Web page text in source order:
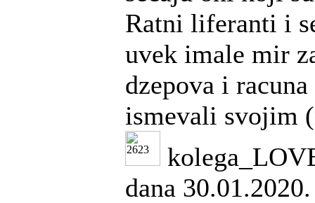
Ratni liferanti i
uvek imale mir
dzepova i
ismevali svojim
dana